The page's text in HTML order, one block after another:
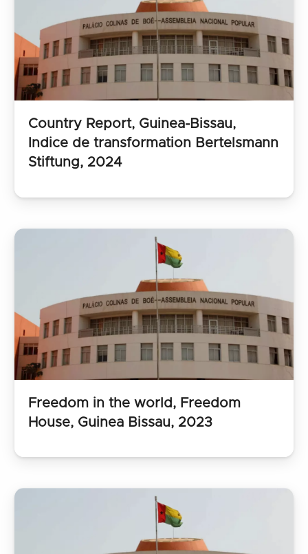
Country Report, Guinea-Bissau,
Indice de transformation Bertelsmann
Stiftung, 2024
Freedom in the world, Freedom
House, Guinea Bissau, 2023